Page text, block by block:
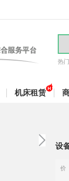
热
机床租赁
设
价